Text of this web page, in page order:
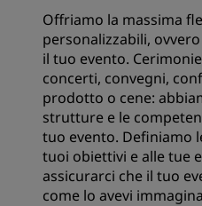
Offriamo la massima
personalizzabili,
il tuo evento.
concerti, convegni,
prodotto o cene:
strutture e le
tuo evento. Definiamo
tuoi obiettivi e alle tue
assicurarci che il tuo
come lo avevi